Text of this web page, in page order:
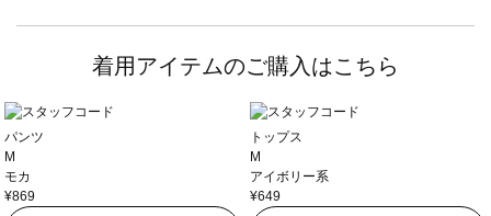
着用アイテムのご購入はこちら
パンツ
M
モカ
¥869
トップス
M
アイボリー系
¥649